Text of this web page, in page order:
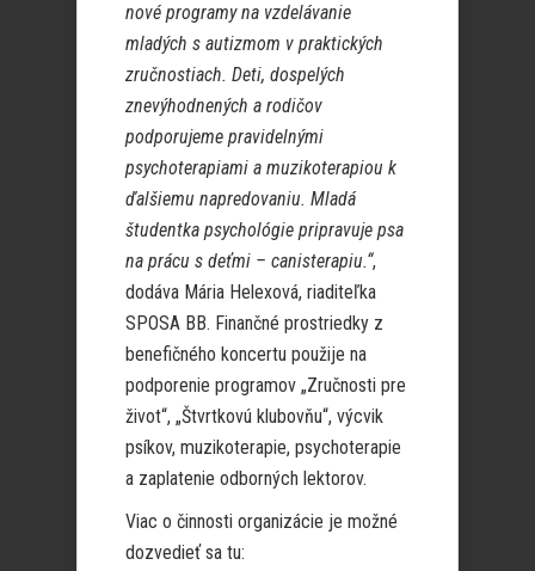
nové programy na vzdelávanie
mladých s autizmom v praktických
zručnostiach. Deti, dospelých
znevýhodnených a rodičov
podporujeme pravidelnými
psychoterapiami a muzikoterapiou k
ďalšiemu napredovaniu. Mladá
študentka psychológie pripravuje psa
na prácu s deťmi – canisterapiu.“,
dodáva Mária Helexová, riaditeľka
SPOSA BB. Finančné prostriedky z
benefičného koncertu použije na
podporenie programov „Zručnosti pre
život“, „Štvrtkovú klubovňu“, výcvik
psíkov, muzikoterapie, psychoterapie
a zaplatenie odborných lektorov.
Viac o činnosti organizácie je možné
dozvedieť sa tu: